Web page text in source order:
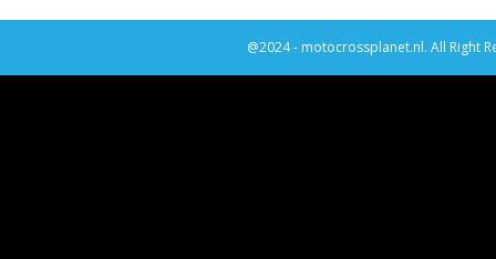
@2024 - motocrossplanet.nl. All Right